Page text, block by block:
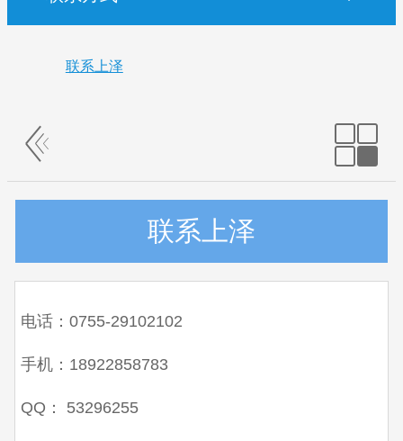
联系上泽
联系上泽
电话：0755-29102102
手机：18922858783
QQ： 53296255